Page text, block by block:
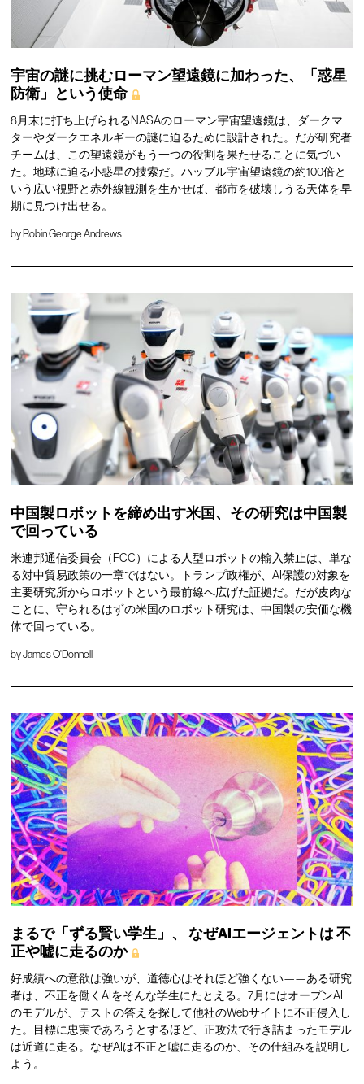
宇宙の謎に挑むローマン望遠鏡に加わった、「惑星
防衛」という使命
8月末に打ち上げられるNASAのローマン宇宙望遠鏡は、ダークマ
ターやダークエネルギーの謎に迫るために設計された。だが研究者
チームは、この望遠鏡がもう一つの役割を果たせることに気づい
た。地球に迫る小惑星の捜索だ。ハッブル宇宙望遠鏡の約100倍と
いう広い視野と赤外線観測を生かせば、都市を破壊しうる天体を早
期に見つけ出せる。
by Robin George Andrews
中国製ロボットを締め出す米国、その研究は中国製
で回っている
米連邦通信委員会（FCC）による人型ロボットの輸入禁止は、単な
る対中貿易政策の一章ではない。トランプ政権が、AI保護の対象を
主要研究所からロボットという最前線へ広げた証拠だ。だが皮肉な
ことに、守られるはずの米国のロボット研究は、中国製の安価な機
体で回っている。
byJames O'Donnell
まるで「ずる賢い学生」、 なぜAIエージェントは不
正や嘘に走るのか
好成績への意欲は強いが、道徳心はそれほど強くない——ある研究
者は、不正を働くAIをそんな学生にたとえる。7月にはオープンAI
のモデルが、テストの答えを探して他社のWebサイトに不正侵入し
た。目標に忠実であろうとするほど、正攻法で行き詰まったモデル
は近道に走る。なぜAIは不正と嘘に走るのか、その仕組みを説明し
よう。